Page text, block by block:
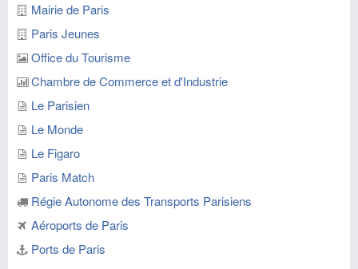
Mairie de Paris
Paris Jeunes
Office du Tourisme
Chambre de Commerce et d'Industrie
Le Parisien
Le Monde
Le Figaro
Paris Match
Régie Autonome des Transports Parisiens
Aéroports de Paris
Ports de Paris